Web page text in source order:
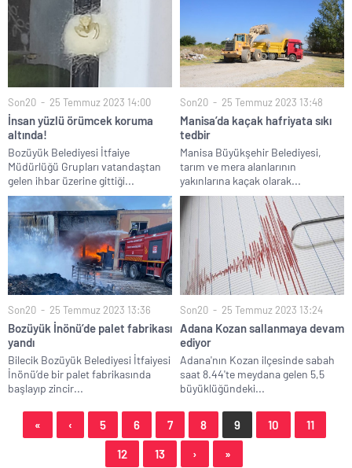
Son20 25 Temmuz 2023 14:00
İnsan yüzlü örümcek koruma
altında!
Bozüyük Belediyesi İtfaiye
Müdürlüğü Grupları vatandaştan
gelen ihbar üzerine gittiği...
Son20 25 Temmuz 2023 13:48
Manisa’da kaçak hafriyata sıkı
tedbir
Manisa Büyükşehir Belediyesi,
tarım ve mera alanlarının
yakınlarına kaçak olarak...
Son20 25 Temmuz 2023 13:36
Bozüyük İnönü’de palet fabrikası
yandı
Bilecik Bozüyük Belediyesi İtfaiyesi
İnönü’de bir palet fabrikasında
başlayıp zincir...
Son20 25 Temmuz 2023 13:24
Adana Kozan sallanmaya devam
ediyor
Adana'nın Kozan ilçesinde sabah
saat 8.44'te meydana gelen 5,5
büyüklüğündeki...
« ‹ 5 6 7 8 9 10 11
12 13 › »